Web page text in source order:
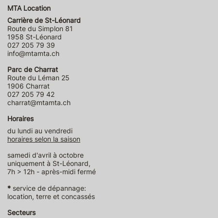
MTA Location
Carrière de St-Léonard
Route du Simplon 81
1958 St-Léonard
027 205 79 39
info@mtamta.ch
Parc de Charrat
Route du Léman 25
1906 Charrat
027 205 79 42
charrat@mtamta.ch
Horaires
du lundi au vendredi
horaires selon la saison
samedi d'avril à octobre
uniquement à St-Léonard,
7h > 12h - après-midi fermé
* service de dépannage:
location, terre et concassés
Secteurs